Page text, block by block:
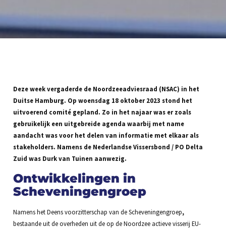
Deze week vergaderde de Noordzeeadviesraad (NSAC) in het
Duitse Hamburg. Op woensdag 18 oktober 2023 stond het
uitvoerend comité gepland. Zo in het najaar was er zoals
gebruikelijk een uitgebreide agenda waarbij met name
aandacht was voor het delen van informatie met elkaar als
stakeholders. Namens de Nederlandse Vissersbond / PO Delta
Zuid was Durk van Tuinen aanwezig.
Ontwikkelingen in
Scheveningengroep
Namens het Deens voorzitterschap van de Scheveningengroep,
bestaande uit de overheden uit de op de Noordzee actieve visserij EU-